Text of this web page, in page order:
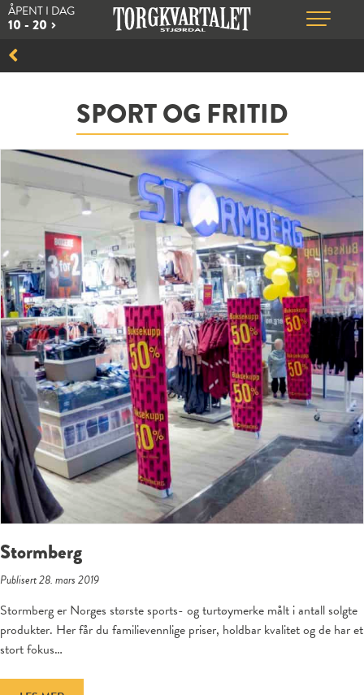
ÅPENT I DAG
10 - 20
SPORT OG FRITID
Stormberg
Publisert 28. mars 2019
Stormberg er Norges største sports- og turtøymerke målt i antall solgte
produkter. Her får du familievennlige priser, holdbar kvalitet og de har et
stort fokus…